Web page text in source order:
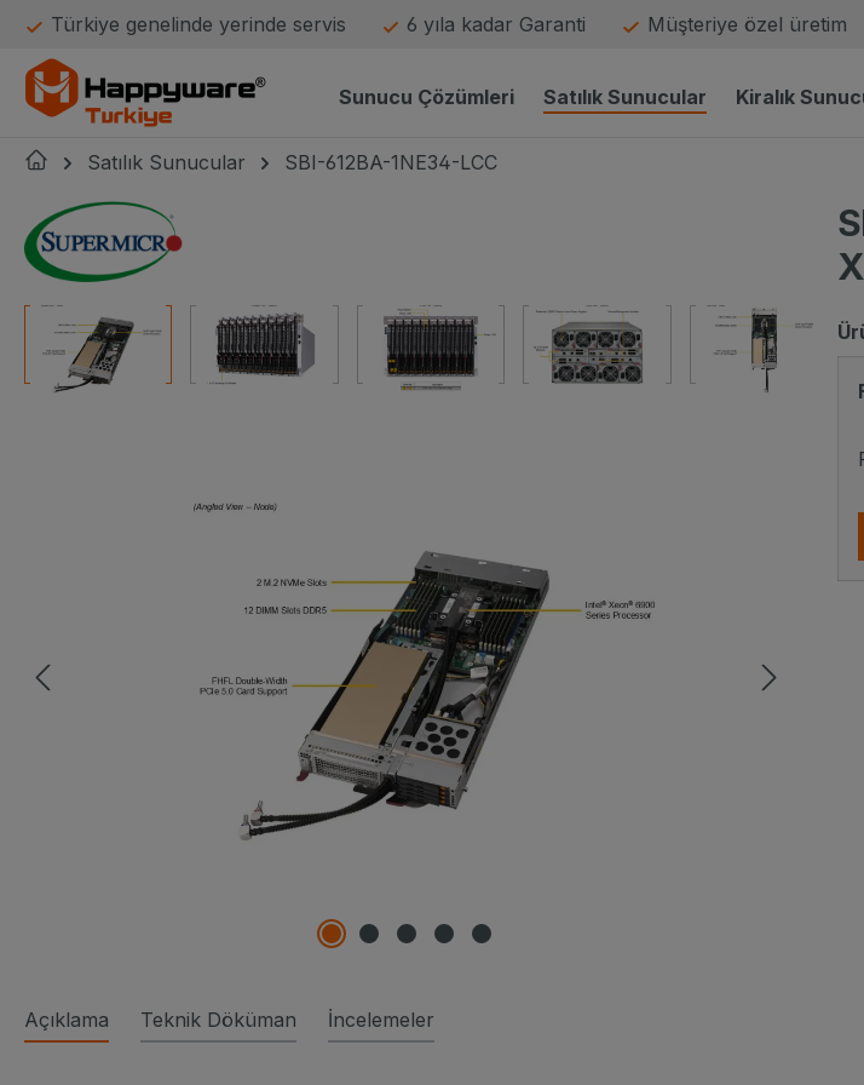
Ana navigasyona geç
Türkiye genelinde yerinde servis 6 yıla kadar Garanti Müşteriye özel üretim
Sunucu Çözümleri Satılık Sunucular Kiralık
Satılık Sunucular SBI-612BA-1NE34-LCC
Supermicro logo
Resim galerisini atla
resim
Açıklama Teknik Döküman İncelemeler